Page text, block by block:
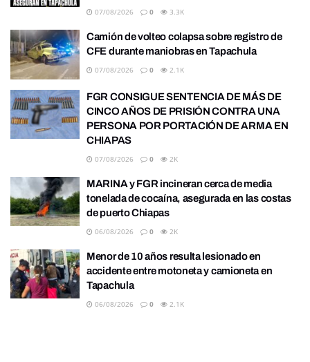
07/08/2026 0 3.3K
Camión de volteo colapsa sobre registro de
CFE durante maniobras en Tapachula
07/08/2026 0 2.1K
FGR CONSIGUE SENTENCIA DE MÁS DE
CINCO AÑOS DE PRISIÓN CONTRA UNA
PERSONA POR PORTACIÓN DE ARMA EN
CHIAPAS
07/08/2026 0 2K
MARINA y FGR incineran cerca de media
tonelada de cocaína, asegurada en las costas
de puerto Chiapas
06/08/2026 0 2K
Menor de 10 años resulta lesionado en
accidente entre motoneta y camioneta en
Tapachula
06/08/2026 0 2.1K